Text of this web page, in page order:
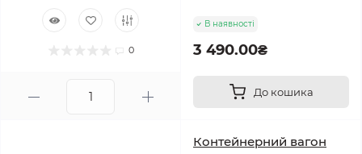
0
В наявності
3 490.00₴
До кошика
Контейнерний вагон